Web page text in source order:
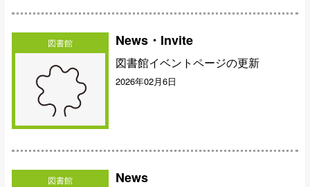
図書館 News・Invite
図書館イベントページの更新
2026年02月6日
図書館 News